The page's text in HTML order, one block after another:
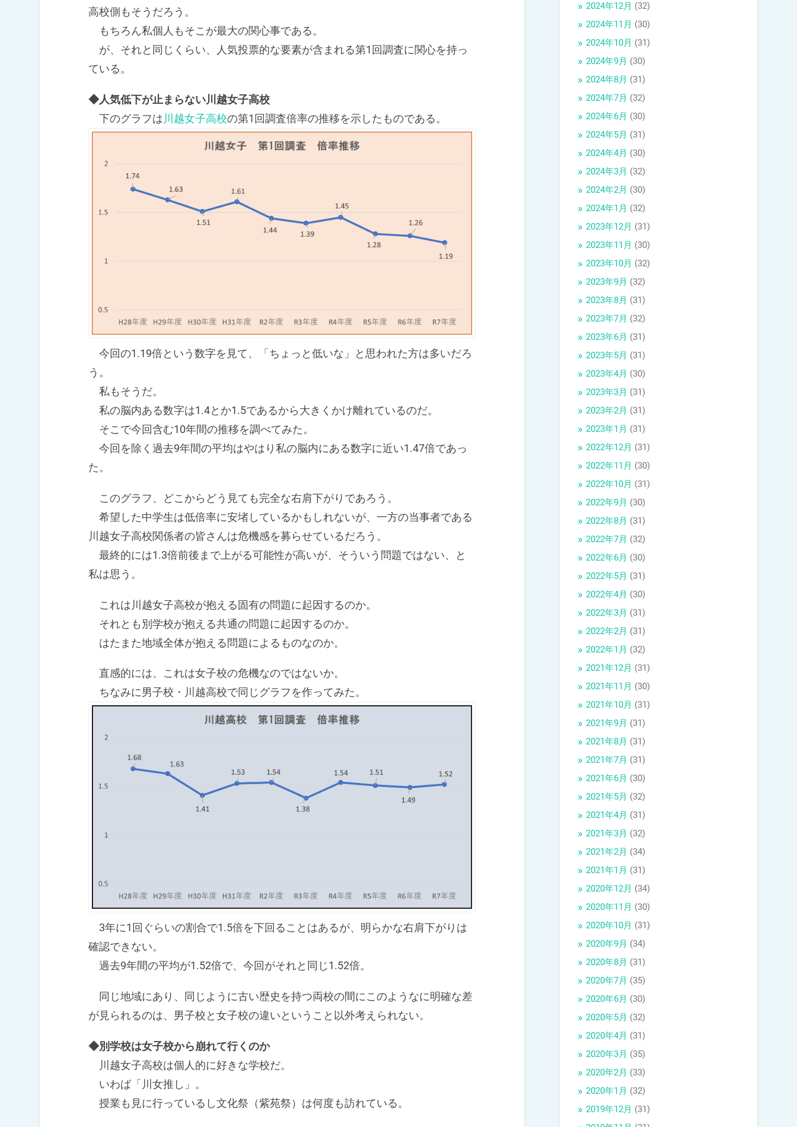
高校側もそうだろう。
もちろん私個人もそこが最大の関心事である。
が、それと同じくらい、人気投票的な要素が含まれる第1回調査に関心を持っ
ている。
◆人気低下が止まらない川越女子高校
下のグラフは川越女子高校の第1回調査倍率の推移を示したものである。
今回の1.19倍という数字を見て、「ちょっと低いな」と思われた方は多いだろ
う。
私もそうだ。
私の脳内ある数字は1.4とか1.5であるから大きくかけ離れているのだ。
そこで今回含む10年間の推移を調べてみた。
今回を除く過去9年間の平均はやはり私の脳内にある数字に近い1.47倍であっ
た。
このグラフ、どこからどう見ても完全な右肩下がりであろう。
希望した中学生は低倍率に安堵しているかもしれないが、一方の当事者である
川越女子高校関係者の皆さんは危機感を募らせているだろう。
最終的には1.3倍前後まで上がる可能性が高いが、そういう問題ではない、と
私は思う。
これは川越女子高校が抱える固有の問題に起因するのか。
それとも別学校が抱える共通の問題に起因するのか。
はたまた地域全体が抱える問題によるものなのか。
直感的には、これは女子校の危機なのではないか。
ちなみに男子校・川越高校で同じグラフを作ってみた。
3年に1回ぐらいの割合で1.5倍を下回ることはあるが、明らかな右肩下がりは
確認できない。
過去9年間の平均が1.52倍で、今回がそれと同じ1.52倍。
同じ地域にあり、同じように古い歴史を持つ両校の間にこのようなに明確な差
が見られるのは、男子校と女子校の違いということ以外考えられない。
◆別学校は女子校から崩れて行くのか
川越女子高校は個人的に好きな学校だ。
いわば「川女推し」。
授業も見に行っているし文化祭（紫苑祭）は何度も訪れている。
2024年12月 (32)
2024年11月 (30)
2024年10月 (31)
2024年9月 (30)
2024年8月 (31)
2024年7月 (32)
2024年6月 (30)
2024年5月 (31)
2024年4月 (30)
2024年3月 (32)
2024年2月 (30)
2024年1月 (32)
2023年12月 (31)
2023年11月 (30)
2023年10月 (32)
2023年9月 (32)
2023年8月 (31)
2023年7月 (32)
2023年6月 (31)
2023年5月 (31)
2023年4月 (30)
2023年3月 (31)
2023年2月 (31)
2023年1月 (31)
2022年12月 (31)
2022年11月 (30)
2022年10月 (31)
2022年9月 (30)
2022年8月 (31)
2022年7月 (32)
2022年6月 (30)
2022年5月 (31)
2022年4月 (30)
2022年3月 (31)
2022年2月 (31)
2022年1月 (32)
2021年12月 (31)
2021年11月 (30)
2021年10月 (31)
2021年9月 (31)
2021年8月 (31)
2021年7月 (31)
2021年6月 (30)
2021年5月 (32)
2021年4月 (31)
2021年3月 (32)
2021年2月 (34)
2021年1月 (31)
2020年12月 (34)
2020年11月 (30)
2020年10月 (31)
2020年9月 (34)
2020年8月 (31)
2020年7月 (35)
2020年6月 (30)
2020年5月 (32)
2020年4月 (31)
2020年3月 (35)
2020年2月 (33)
2020年1月 (32)
2019年12月 (31)